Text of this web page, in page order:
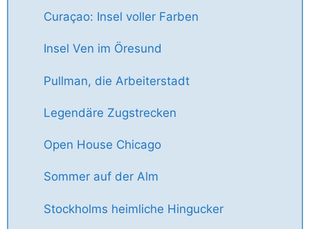
Curaçao: Insel voller Farben
Insel Ven im Öresund
Pullman, die Arbeiterstadt
Legendäre Zugstrecken
Open House Chicago
Sommer auf der Alm
Stockholms heimliche Hingucker